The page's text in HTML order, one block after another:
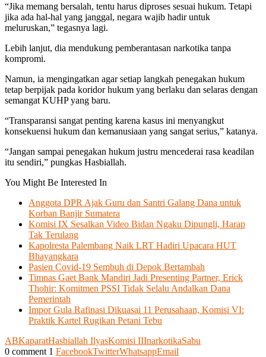
“Jika memang bersalah, tentu harus diproses sesuai hukum. Tetapi
jika ada hal-hal yang janggal, negara wajib hadir untuk
meluruskan,” tegasnya lagi.
Lebih lanjut, dia mendukung pemberantasan narkotika tanpa
kompromi.
Namun, ia mengingatkan agar setiap langkah penegakan hukum
tetap berpijak pada koridor hukum yang berlaku dan selaras dengan
semangat KUHP yang baru.
“Transparansi sangat penting karena kasus ini menyangkut
konsekuensi hukum dan kemanusiaan yang sangat serius,” katanya.
“Jangan sampai penegakan hukum justru mencederai rasa keadilan
itu sendiri,” pungkas Hasbiallah.
You Might Be Interested In
Anggota DPR Ajak Guru dan Santri Galang Dana untuk
Korban Banjir Sumatera
Komisi IX Sesalkan Video Bidan Ngaku Dipungli, Harap
Tak Terulang
Kapolresta Palembang Naik LRT Hadiri Upacara HUT
Bhayangkara
Pasien Covid-19 Sembuh di Depok Bertambah
Timnas Gaet Bank Mandiri Jadi Presenting Partner, Erick
Thohir: Komitmen PSSI Tidak Selalu Andalkan Dana
Pemerintah
Impor Gula Rafinasi Dikuasai 11 Perusahaan, Komisi VI:
Praktik Kartel Rugikan Petani Tebu
ABKaparatHasbiallah IlyasKomisi IIInarkotikaSabu
0 comment 1 FacebookTwitterWhatsappEmail